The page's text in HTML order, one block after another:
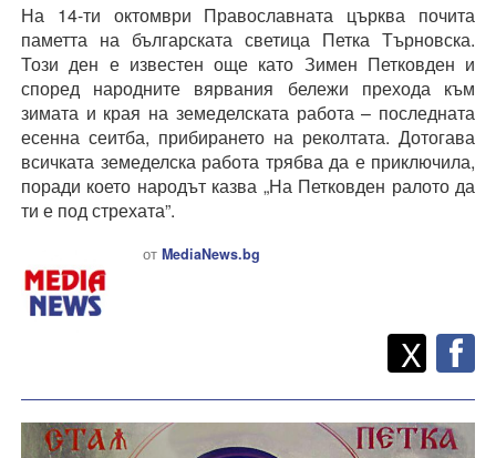
На 14-ти октомври Православната църква почита
паметта на българската светица Петка Търновска.
Този ден е известен още като Зимен Петковден и
според народните вярвания бележи прехода към
зимата и края на земеделската работа – последната
есенна сеитба, прибирането на реколтата. Дотогава
всичката земеделска работа трябва да е приключила,
поради което народът казва „На Петковден ралото да
ти е под стрехата”.
от MediaNews.bg
Споделете
X